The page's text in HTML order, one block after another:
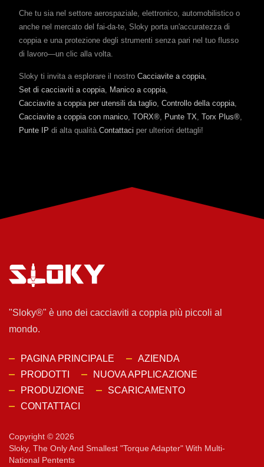
Che tu sia nel settore aerospaziale, elettronico, automobilistico o
anche nel mercato del fai-da-te, Sloky porta un'accuratezza di
coppia e una protezione degli strumenti senza pari nel tuo flusso
di lavoro—un clic alla volta.
Sloky ti invita a esplorare il nostro Cacciavite a coppia
Set di cacciaviti a coppia Manico a coppia
Cacciavite a coppia per utensili da taglio Controllo della coppia
Cacciavite a coppia con manico TORX® Punte TX Torx Plus®
Punte IP di alta qualità. Contattaci per ulteriori dettagli!
"Sloky®" è uno dei cacciaviti a coppia più piccoli al
mondo.
PAGINA PRINCIPALE
AZIENDA
PRODOTTI
NUOVA APPLICAZIONE
PRODUZIONE
SCARICAMENTO
CONTATTACI
Copyright © 2026
Sloky, The Only And Smallest "torque Adapter" With Multi-
National Pentents